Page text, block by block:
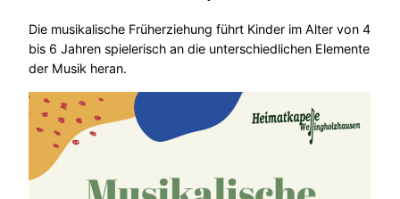
Die musikalische Früherziehung führt Kinder im Alter von 4
bis 6 Jahren spielerisch an die unterschiedlichen Elemente
der Musik heran.